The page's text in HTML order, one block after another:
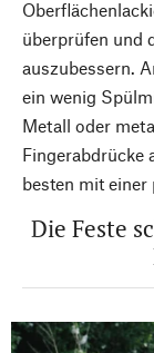
überprüfen und
auszubessern.
ein wenig
Metall oder
Fingerabdrücke
besten mit einer
Die Feste